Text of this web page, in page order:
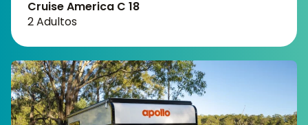
Cruise America C 18
2 Adultos